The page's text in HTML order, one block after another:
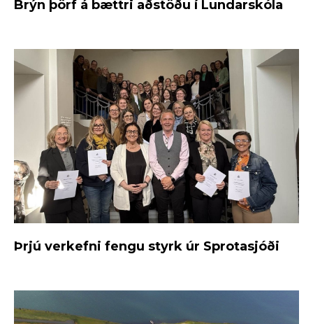
Brýn þörf á bættri aðstöðu í Lundarskóla
Þrjú verkefni fengu styrk úr Sprotasjóði